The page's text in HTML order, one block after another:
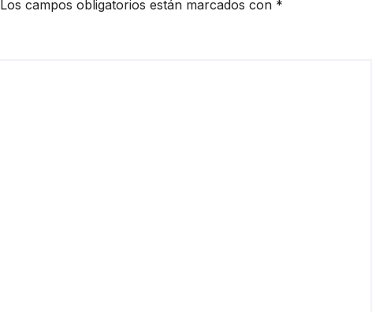
Los campos obligatorios están marcados con *